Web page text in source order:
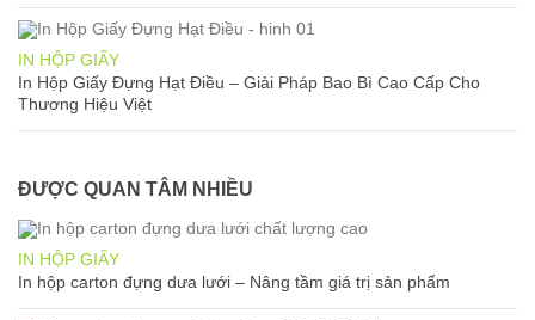
IN HỘP GIẤY
In Hộp Giấy Đựng Hạt Điều – Giải Pháp Bao Bì Cao Cấp Cho
Thương Hiệu Việt
ĐƯỢC QUAN TÂM NHIỀU
IN HỘP GIẤY
In hộp carton đựng dưa lưới – Nâng tầm giá trị sản phẩm